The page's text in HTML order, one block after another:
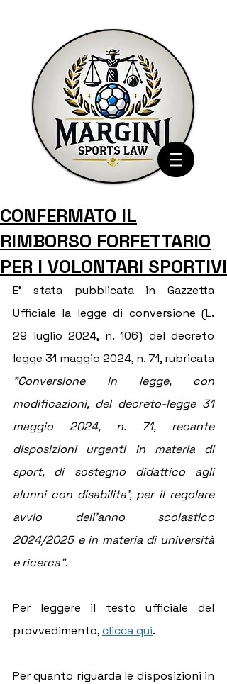
CONFERMATO IL
RIMBORSO FORFETTARIO
PER I VOLONTARI SPORTIVI
E' stata pubblicata in Gazzetta
Ufficiale la legge di conversione (L.
29 luglio 2024, n. 106) del decreto
"Conversione in legge, con
modificazioni, del decreto-legge 31
maggio 2024, n. 71, recante
disposizioni urgenti in materia di
sport, di sostegno didattico agli
alunni con disabilita', per il regolare
avvio dell'anno scolastico
2024/2025 e in materia di università
e ricerca".
Per leggere il testo ufficiale del
provvedimento, clicca qui.
Per quanto riguarda le disposizioni in